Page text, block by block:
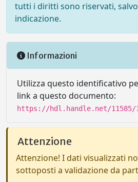
tutti i diritti sono riservati,
indicazione.
Informazioni
Utilizza questo identificativo
link a questo documento:
https://hdl.handle.net/11585/
Attenzione
Attenzione! I dati visualizzati
sottoposti a validazione da